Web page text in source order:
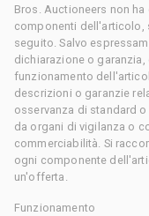
Bros. Auctioneers non
componenti dell'articolo,
seguito. Salvo
dichiarazione o
funzionamento
descrizioni o garanzie
osservanza di standard
da organi di vigilanza o
commerciabilità. Si
ogni componente
un'offerta.
Funzionamento